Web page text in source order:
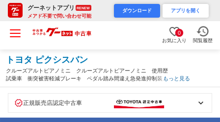
グーネットアプリ RENEW
メアド不要で問い合わせ可能
ダウンロード アプリを開く
0
お気に入り 閲覧履歴
トヨタ ピクシスバン
クルーズアルトピアノミニ クルーズアルトピアーノミニ 使用歴
試乗車 衝突被害軽減ブレーキ ペダル踏み間違え急発進抑制装
置 車線逸脱警報 Ｔコネクトナビ ＤＶＤ再生 フルセグテレ
もっと見る
正規販売店認定中古車